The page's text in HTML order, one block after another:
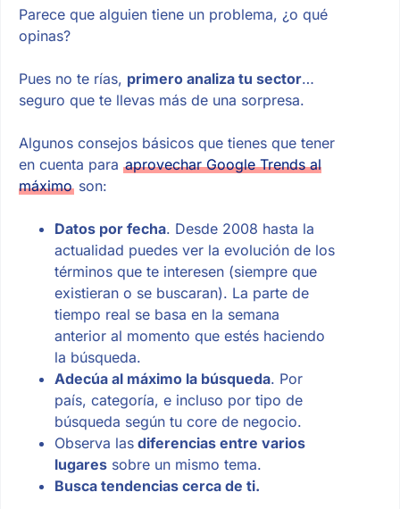
Parece que alguien tiene un problema, ¿o qué
opinas?
Pues no te rías, primero analiza tu sector…
seguro que te llevas más de una sorpresa.
Algunos consejos básicos que tienes que tener
en cuenta para aprovechar Google Trends al
máximoson:
Datos por fecha. Desde 2008 hasta la
actualidad puedes ver la evolución de los
términos que te interesen (siempre que
existieran o se buscaran). La parte de
tiempo real se basa en la semana
anterior al momento que estés haciendo
la búsqueda.
Adecúa al máximo la búsqueda. Por
país, categoría, e incluso por tipo de
búsqueda según tu core de negocio.
Observa lasdiferencias entre varios
lugaressobre un mismo tema.
Busca tendencias cerca de ti.